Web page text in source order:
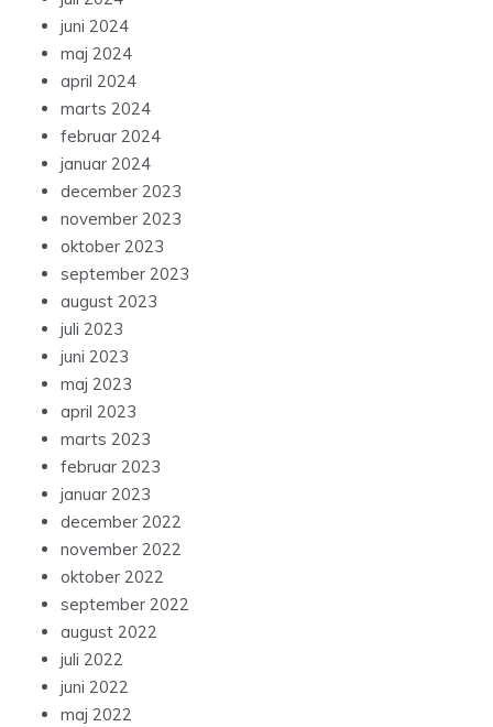
juni 2024
maj 2024
april 2024
marts 2024
februar 2024
januar 2024
december 2023
november 2023
oktober 2023
september 2023
august 2023
juli 2023
juni 2023
maj 2023
april 2023
marts 2023
februar 2023
januar 2023
december 2022
november 2022
oktober 2022
september 2022
august 2022
juli 2022
juni 2022
maj 2022